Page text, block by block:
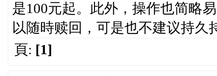
是100元起。此外，操作也简略
以随時赎回，可是也不建议持久
頁: [1]